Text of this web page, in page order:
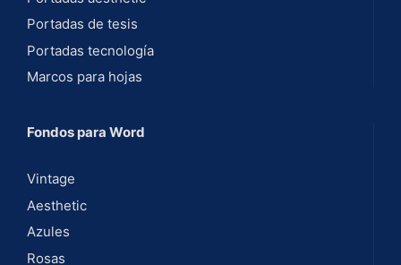
Portadas de tesis
Portadas tecnología
Marcos para hojas
Fondos para Word
Vintage
Aesthetic
Azules
Rosas